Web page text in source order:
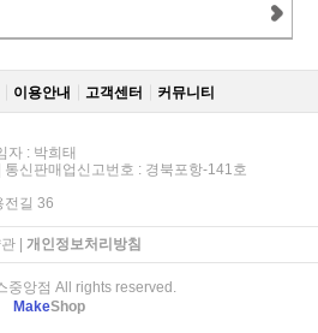
이용안내 고객센터 커뮤니티
자 : 박희태
신판매업신고번호 : 경북포항-141호
전길 36
| 개인정보처리방침
중앙점 All rights reserved.
MakeShop